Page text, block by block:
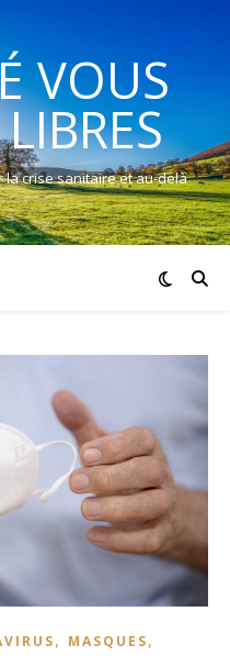
VOUS
crise sanitaire et au-delà
, MASQUES,